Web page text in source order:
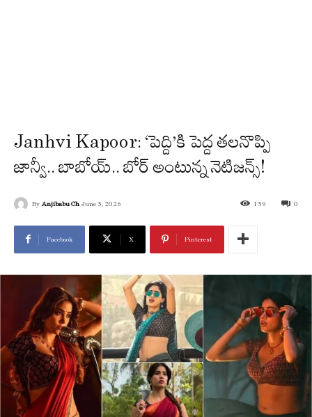
Janhvi Kapoor: ‘పెద్ది’కి పెద్ద తలనొప్పి
జాన్వీ.. బాబోయ్.. బోర్ అంటున్న నెటిజన్స్!
By Anjibabu Ch June 5, 2026 0
159
Facebook X Pinterest